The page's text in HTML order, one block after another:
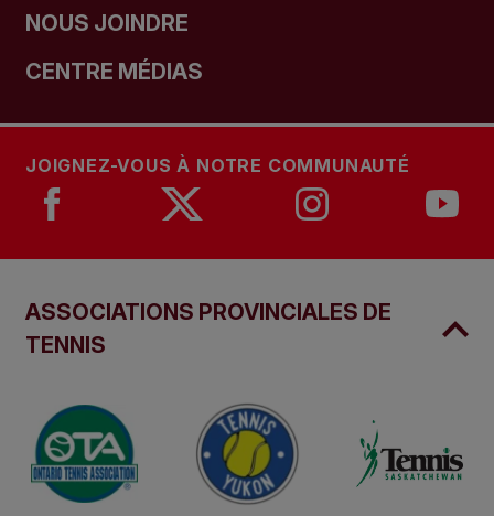
NOUS JOINDRE
CENTRE MÉDIAS
JOIGNEZ-VOUS À NOTRE COMMUNAUTÉ
ASSOCIATIONS PROVINCIALES DE
TENNIS